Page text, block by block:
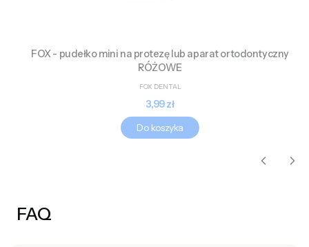
FOX - pudełko mini na protezę lub aparat ortodontyczny
RÓŻOWE
FOX DENTAL
Cena
3,99 zł
Do koszyka
FAQ